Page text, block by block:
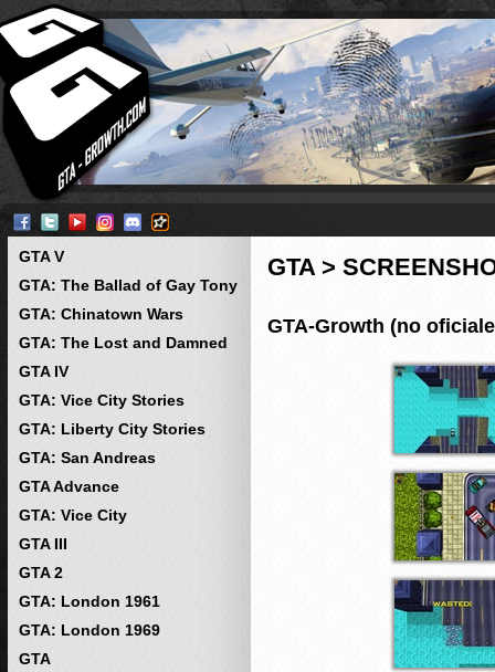
GTA V
GTA: The Ballad of Gay Tony
GTA: Chinatown Wars
GTA: The Lost and Damned
GTA IV
GTA: Vice City Stories
GTA: Liberty City Stories
GTA: San Andreas
GTA Advance
GTA: Vice City
GTA III
GTA 2
GTA: London 1961
GTA: London 1969
GTA
GTA >
GTA-Growth (no